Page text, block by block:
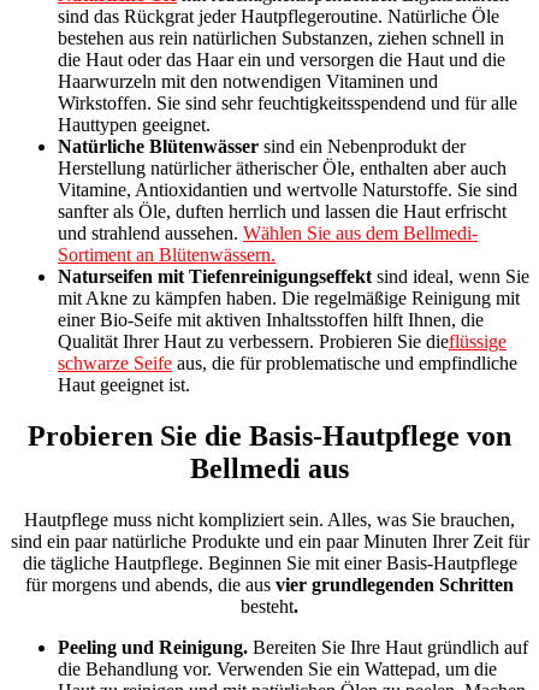
sind das Rückgrat jeder Hautpflegeroutine. Natürliche Öle
bestehen aus rein natürlichen Substanzen, ziehen schnell in
die Haut oder das Haar ein und versorgen die Haut und die
Haarwurzeln mit den notwendigen Vitaminen und
Wirkstoffen. Sie sind sehr feuchtigkeitsspendend und für alle
Hauttypen geeignet.
Natürliche Blütenwässer sind ein Nebenprodukt der
Herstellung natürlicher ätherischer Öle, enthalten aber auch
Vitamine, Antioxidantien und wertvolle Naturstoffe. Sie sind
sanfter als Öle, duften herrlich und lassen die Haut erfrischt
und strahlend aussehen. Wählen Sie aus dem Bellmedi-
Sortiment an Blütenwässern.
Naturseifen mit Tiefenreinigungseffekt sind ideal, wenn Sie
mit Akne zu kämpfen haben. Die regelmäßige Reinigung mit
einer Bio-Seife mit aktiven Inhaltsstoffen hilft Ihnen, die
Qualität Ihrer Haut zu verbessern. Probieren Sie dieflüssige
schwarze Seife aus, die für problematische und empfindliche
Haut geeignet ist.
Probieren Sie die Basis-Hautpflege von
Bellmedi aus
Hautpflege muss nicht kompliziert sein. Alles, was Sie brauchen,
sind ein paar natürliche Produkte und ein paar Minuten Ihrer Zeit für
die tägliche Hautpflege. Beginnen Sie mit einer Basis-Hautpflege
für morgens und abends, die aus vier grundlegenden Schritten
besteht.
Peeling und Reinigung. Bereiten Sie Ihre Haut gründlich auf
die Behandlung vor. Verwenden Sie ein Wattepad, um die